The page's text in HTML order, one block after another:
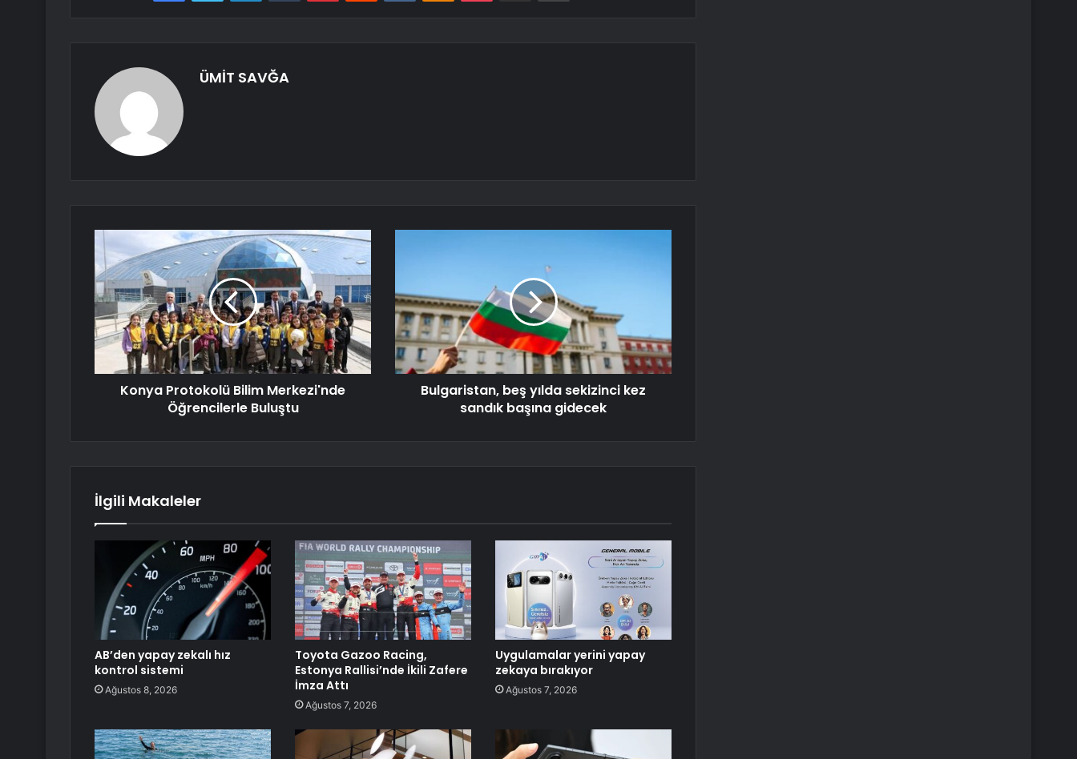
ÜMİT SAVĞA
Konya Protokolü Bilim Merkezi'nde
Öğrencilerle Buluştu
Bulgaristan, beş yılda sekizinci kez
sandık başına gidecek
İlgili Makaleler
AB’den yapay zekalı hız
kontrol sistemi
Ağustos 8, 2026
Toyota Gazoo Racing,
Estonya Rallisi’nde İkili Zafere
İmza Attı
Ağustos 7, 2026
Uygulamalar yerini yapay
zekaya bırakıyor
Ağustos 7, 2026